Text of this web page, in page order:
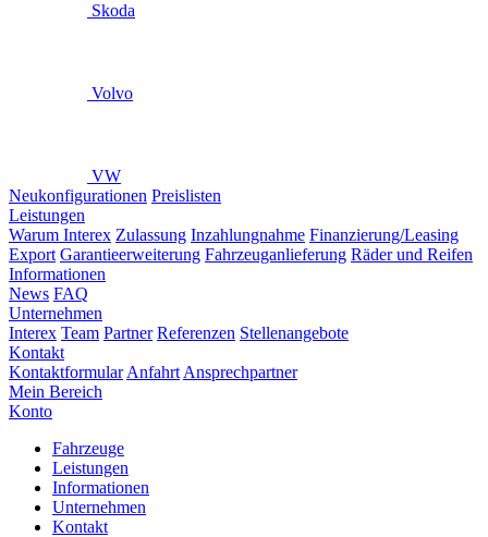
Skoda
Volvo
VW
Neukonfigurationen Preislisten
Leistungen
Warum Interex Zulassung Inzahlungnahme Finanzierung/Leasing
Export Garantieerweiterung Fahrzeuganlieferung Räder und Reifen
Informationen
News FAQ
Unternehmen
Interex Team Partner Referenzen Stellenangebote
Kontakt
Kontaktformular Anfahrt Ansprechpartner
Mein Bereich
Konto
Fahrzeuge
Leistungen
Informationen
Unternehmen
Kontakt